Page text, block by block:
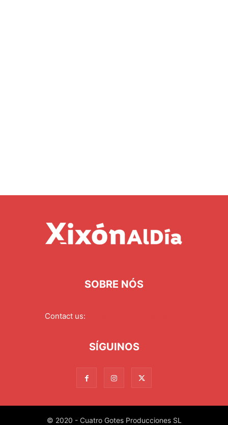
SOBRE NÓS
Contact us:
SÍGUINOS
© 2020 - Cuatro Gotes Producciones SL